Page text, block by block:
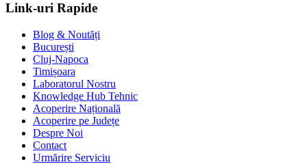
Link-uri Rapide
Blog & Noutăți
București
Cluj-Napoca
Timișoara
Laboratorul Nostru
Knowledge Hub Tehnic
Acoperire Națională
Acoperire pe Județe
Despre Noi
Contact
Urmărire Serviciu